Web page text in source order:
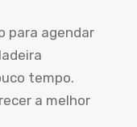
para agendar
tempo.
a melhor